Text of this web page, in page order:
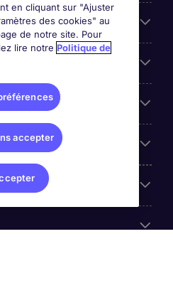
en cliquant sur "Ajuster
des cookies" au
de notre site. Pour
lire notre Politique de
accepter